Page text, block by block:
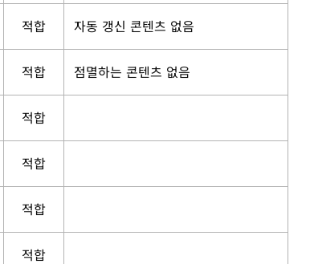
적합 자동 갱신 콘텐츠 없음
적합 점멸하는 콘텐츠 없음
적합
적합
적합
적합